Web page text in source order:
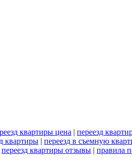
квартиры цена | переезд
квартиры | переезд в съемную
переезд квартиры отзывы | правила